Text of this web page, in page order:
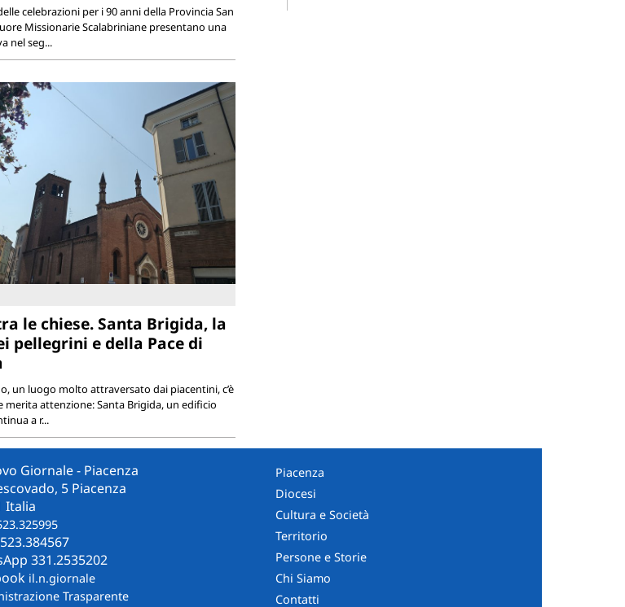
celebrazioni per i 90 anni della Provincia San
Missionarie Scalabriniane presentano una
nel seg...
le chiese. Santa Brigida, la
pellegrini e della Pace di
un luogo molto attraversato dai piacentini, c’è
merita attenzione: Santa Brigida, un edificio
a r...
Giornale - Piacenza
5 Piacenza
Italia
331.2535202
il.n.giornale
Trasparente
Piacenza
Diocesi
Cultura e Società
Territorio
Persone e Storie
Chi Siamo
Contatti